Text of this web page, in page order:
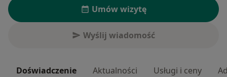
Umów wizytę
Wyślij wiadomość
Doświadczenie Aktualności Usługi i ceny